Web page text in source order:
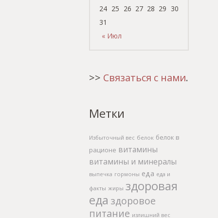
« Июл
24 25 26 27 28 29 30
31
>> Связаться с нами.
Метки
Избыточный вес белок белок в
рационе витамины
витамины и минералы
выпечка гормоны еда еда и
факты жиры здоровая
еда здоровое
питание излишний вес